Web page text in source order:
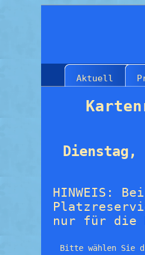
Aktuell
Dienstag,
HINWEIS:
nur für die
Bitte wählen Sie